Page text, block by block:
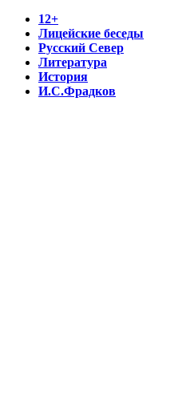
12+
Лицейские беседы
Русский Север
Литература
История
И.С.Фрадков